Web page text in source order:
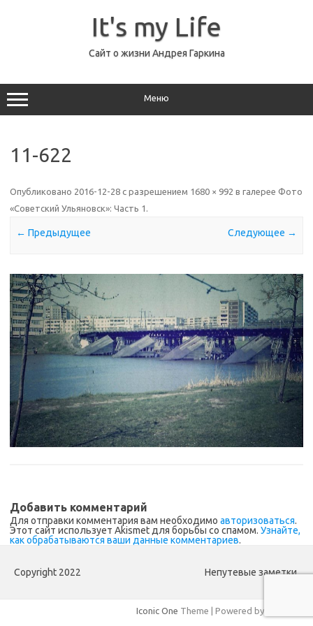
It's my Life
Сайт о жизни Андрея Гаркина
Меню
11-622
Опубликовано 2016-12-28 с разрешением 1680 × 992 в галерее Фото
«Советский Ульяновск»: Часть 1 .
← Предыдущее Следующее →
Добавить комментарий
Для отправки комментария вам необходимо авторизоваться.
Этот сайт использует Akismet для борьбы со спамом. Узнайте,
как обрабатываются ваши данные комментариев.
Copyright 2022 Непутевые заметки.
Iconic One Theme | Powered by